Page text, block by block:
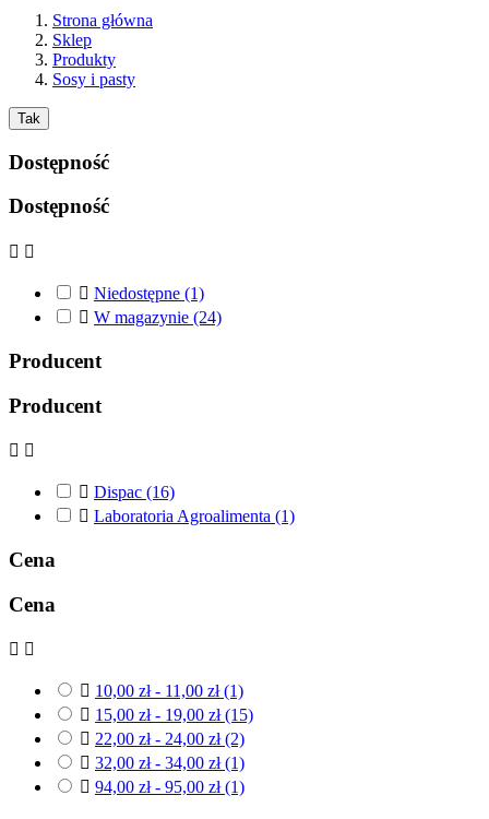
Strona główna
Sklep
Produkty
Sosy i pasty
Tak
Dostępność
Dostępność
 
 Niedostępne (1)
 W magazynie (24)
Producent
Producent
 
 Dispac (16)
 Laboratoria Agroalimenta (1)
Cena
Cena
 
 10,00 zł - 11,00 zł(1)
 15,00 zł - 19,00 zł(15)
 22,00 zł - 24,00 zł(2)
 32,00 zł - 34,00 zł(1)
 94,00 zł - 95,00 zł(1)